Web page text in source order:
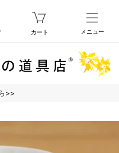
カート メニュー
>>